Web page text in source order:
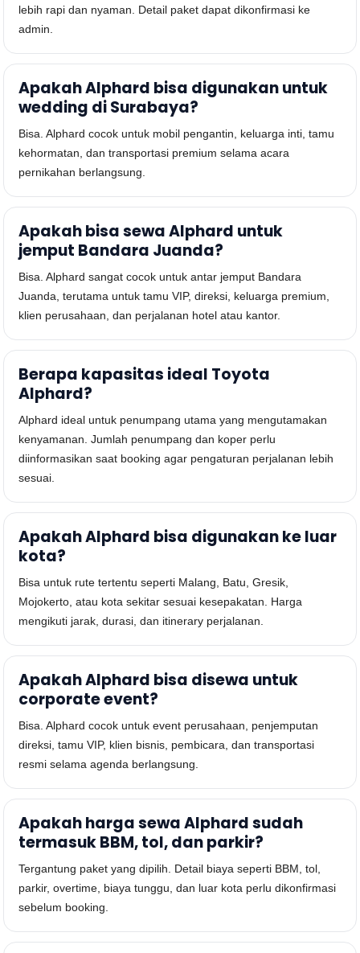
lebih rapi dan nyaman. Detail paket dapat dikonfirmasi ke
admin.
Apakah Alphard bisa digunakan untuk
wedding di Surabaya?
Bisa. Alphard cocok untuk mobil pengantin, keluarga inti, tamu
kehormatan, dan transportasi premium selama acara
pernikahan berlangsung.
Apakah bisa sewa Alphard untuk
jemput Bandara Juanda?
Bisa. Alphard sangat cocok untuk antar jemput Bandara
Juanda, terutama untuk tamu VIP, direksi, keluarga premium,
klien perusahaan, dan perjalanan hotel atau kantor.
Berapa kapasitas ideal Toyota
Alphard?
Alphard ideal untuk penumpang utama yang mengutamakan
kenyamanan. Jumlah penumpang dan koper perlu
diinformasikan saat booking agar pengaturan perjalanan lebih
sesuai.
Apakah Alphard bisa digunakan ke luar
kota?
Bisa untuk rute tertentu seperti Malang, Batu, Gresik,
Mojokerto, atau kota sekitar sesuai kesepakatan. Harga
mengikuti jarak, durasi, dan itinerary perjalanan.
Apakah Alphard bisa disewa untuk
corporate event?
Bisa. Alphard cocok untuk event perusahaan, penjemputan
direksi, tamu VIP, klien bisnis, pembicara, dan transportasi
resmi selama agenda berlangsung.
Apakah harga sewa Alphard sudah
termasuk BBM, tol, dan parkir?
Tergantung paket yang dipilih. Detail biaya seperti BBM, tol,
parkir, overtime, biaya tunggu, dan luar kota perlu dikonfirmasi
sebelum booking.